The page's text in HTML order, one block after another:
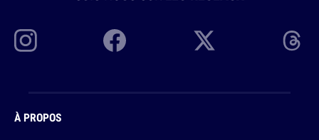
À PROPOS